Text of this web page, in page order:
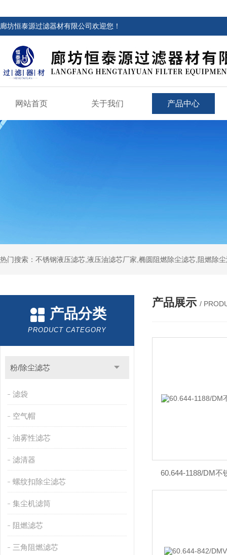
廊坊恒泰源过滤器材有限公司欢迎您！
网站首页 关于我们 产品中心
热门搜索：不锈钢液压滤芯,液压油滤芯厂家,椭圆阻燃除尘滤芯,阻燃除
产品分类
PRODUCT CATEGORY
粉/除尘滤芯
滤袋
空气帽
油雾性滤芯
滤清器
螺纹扣除尘滤芯
集尘机滤筒
阻燃滤芯
三角阻燃滤芯
产品展示 /
60.644-1188/DM不